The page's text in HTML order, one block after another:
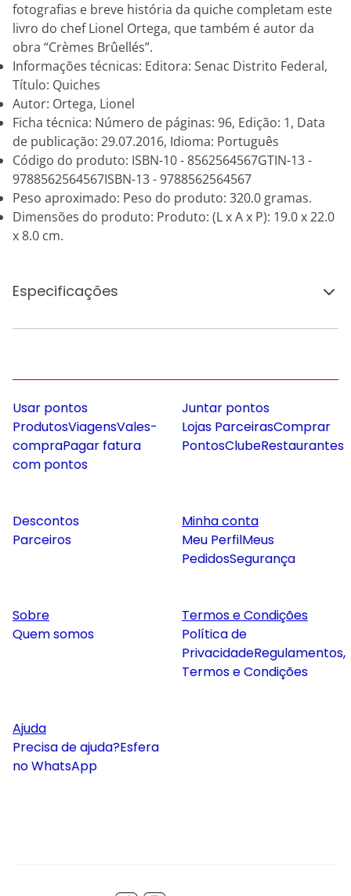
fotografias e breve história da quiche completam este
livro do chef Lionel Ortega, que também é autor da
obra “Crèmes Brûellés”.
Informações técnicas: Editora: Senac Distrito Federal,
Título: Quiches
Autor: Ortega, Lionel
Ficha técnica: Número de páginas: 96, Edição: 1, Data
de publicação: 29.07.2016, Idioma: Português
Código do produto: ISBN-10 - 8562564567GTIN-13 -
9788562564567ISBN-13 - 9788562564567
Peso aproximado: Peso do produto: 320.0 gramas.
Dimensões do produto: Produto: (L x A x P): 19.0 x 22.0
x 8.0 cm.
Especificações
Usar pontos
ProdutosViagensVales-
compraPagar fatura
com pontos
Juntar pontos
Lojas ParceirasComprar
PontosClubeRestaurantes
Descontos
Parceiros
Minha conta
Meu PerfilMeus
PedidosSegurança
Sobre
Quem somos
Termos e Condições
Política de
PrivacidadeRegulamentos,
Termos e Condições
Ajuda
Precisa de ajuda?Esfera
no WhatsApp